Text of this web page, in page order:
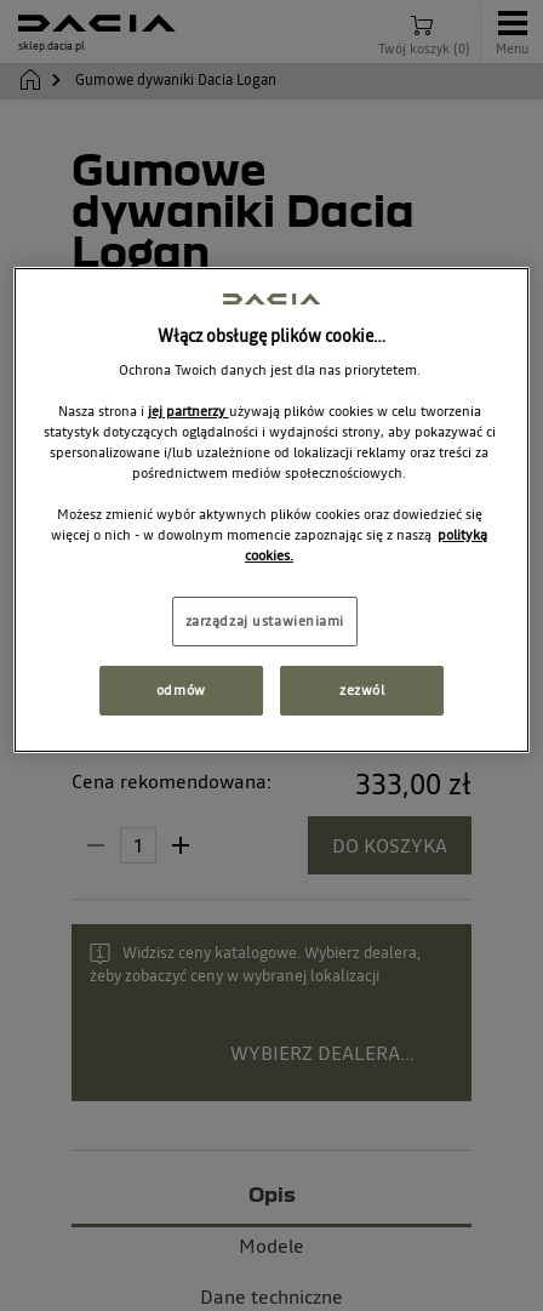
sklep.dacia.pl Twój koszyk (0) Menu
Gumowe dywaniki Dacia Logan
Gumowe
dywaniki Dacia
Logan
Cena rekomendowana: 333,00 zł
DO KOSZYKA
Widzisz ceny katalogowe. Wybierz dealera,
żeby zobaczyć ceny w wybranej lokalizacji
WYBIERZ DEALERA...
Opis
Modele
Dane techniczne
Włącz obsługę plików cookie…
Ochrona Twoich danych jest dla nas priorytetem.
Nasza strona i jej partnerzy używają plików cookies w celu tworzenia
statystyk dotyczących oglądalności i wydajności strony, aby pokazywać ci
spersonalizowane i/lub uzależnione od lokalizacji reklamy oraz treści za
pośrednictwem mediów społecznościowych.
Możesz zmienić wybór aktywnych plików cookies oraz dowiedzieć się
więcej o nich - w dowolnym momencie zapoznając się z naszą polityką
cookies.
zarządzaj ustawieniami
odmów zezwól